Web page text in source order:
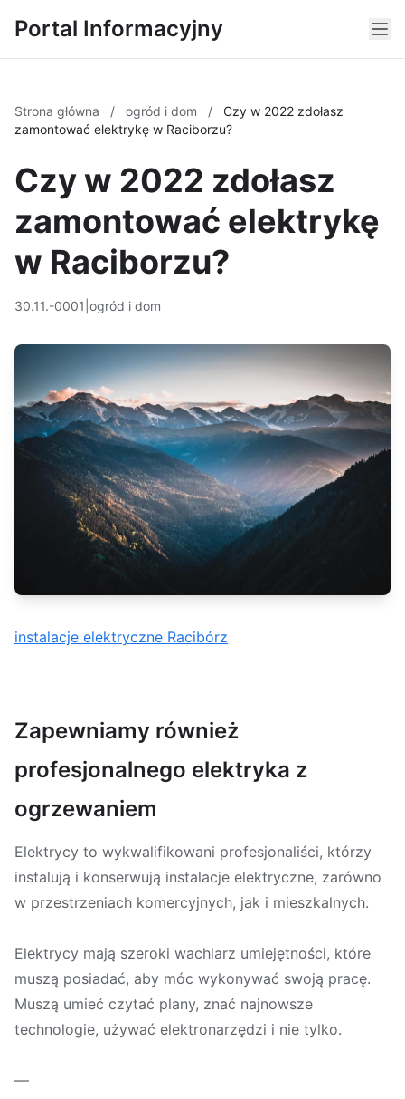
Portal Informacyjny
Strona główna / ogród i dom /
Czy w 2022 zdołasz
zamontować elektrykę w Raciborzu?
Czy w 2022 zdołasz
zamontować elektrykę
w Raciborzu?
30.11.-0001 ogród i dom
instalacje elektryczne Racibórz
Zapewniamy również
profesjonalnego elektryka z
ogrzewaniem
Elektrycy to wykwalifikowani profesjonaliści, którzy
instalują i konserwują instalacje elektryczne, zarówno
w przestrzeniach komercyjnych, jak i mieszkalnych.
Elektrycy mają szeroki wachlarz umiejętności, które
muszą posiadać, aby móc wykonywać swoją pracę.
Muszą umieć czytać plany, znać najnowsze
technologie, używać elektronarzędzi i nie tylko.
—